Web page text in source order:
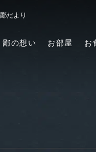
鄙の想い お部屋 お
だより